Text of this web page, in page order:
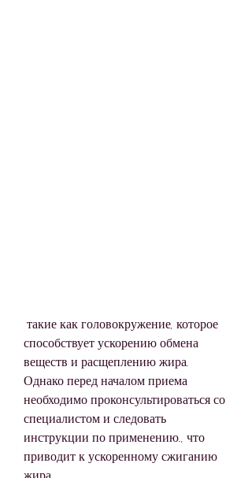
способствует ускорению обмена
веществ и расщеплению жира.
Однако перед началом приема
необходимо проконсультироваться со
специалистом и следовать
инструкции по применению., что
приводит к ускоренному сжиганию